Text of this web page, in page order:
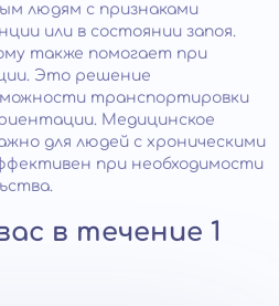
людям с признаками
или в состоянии запоя.
также помогает при
Это решение
транспортировки
Медицинское
для людей с хроническими
при необходимости
в течение 1